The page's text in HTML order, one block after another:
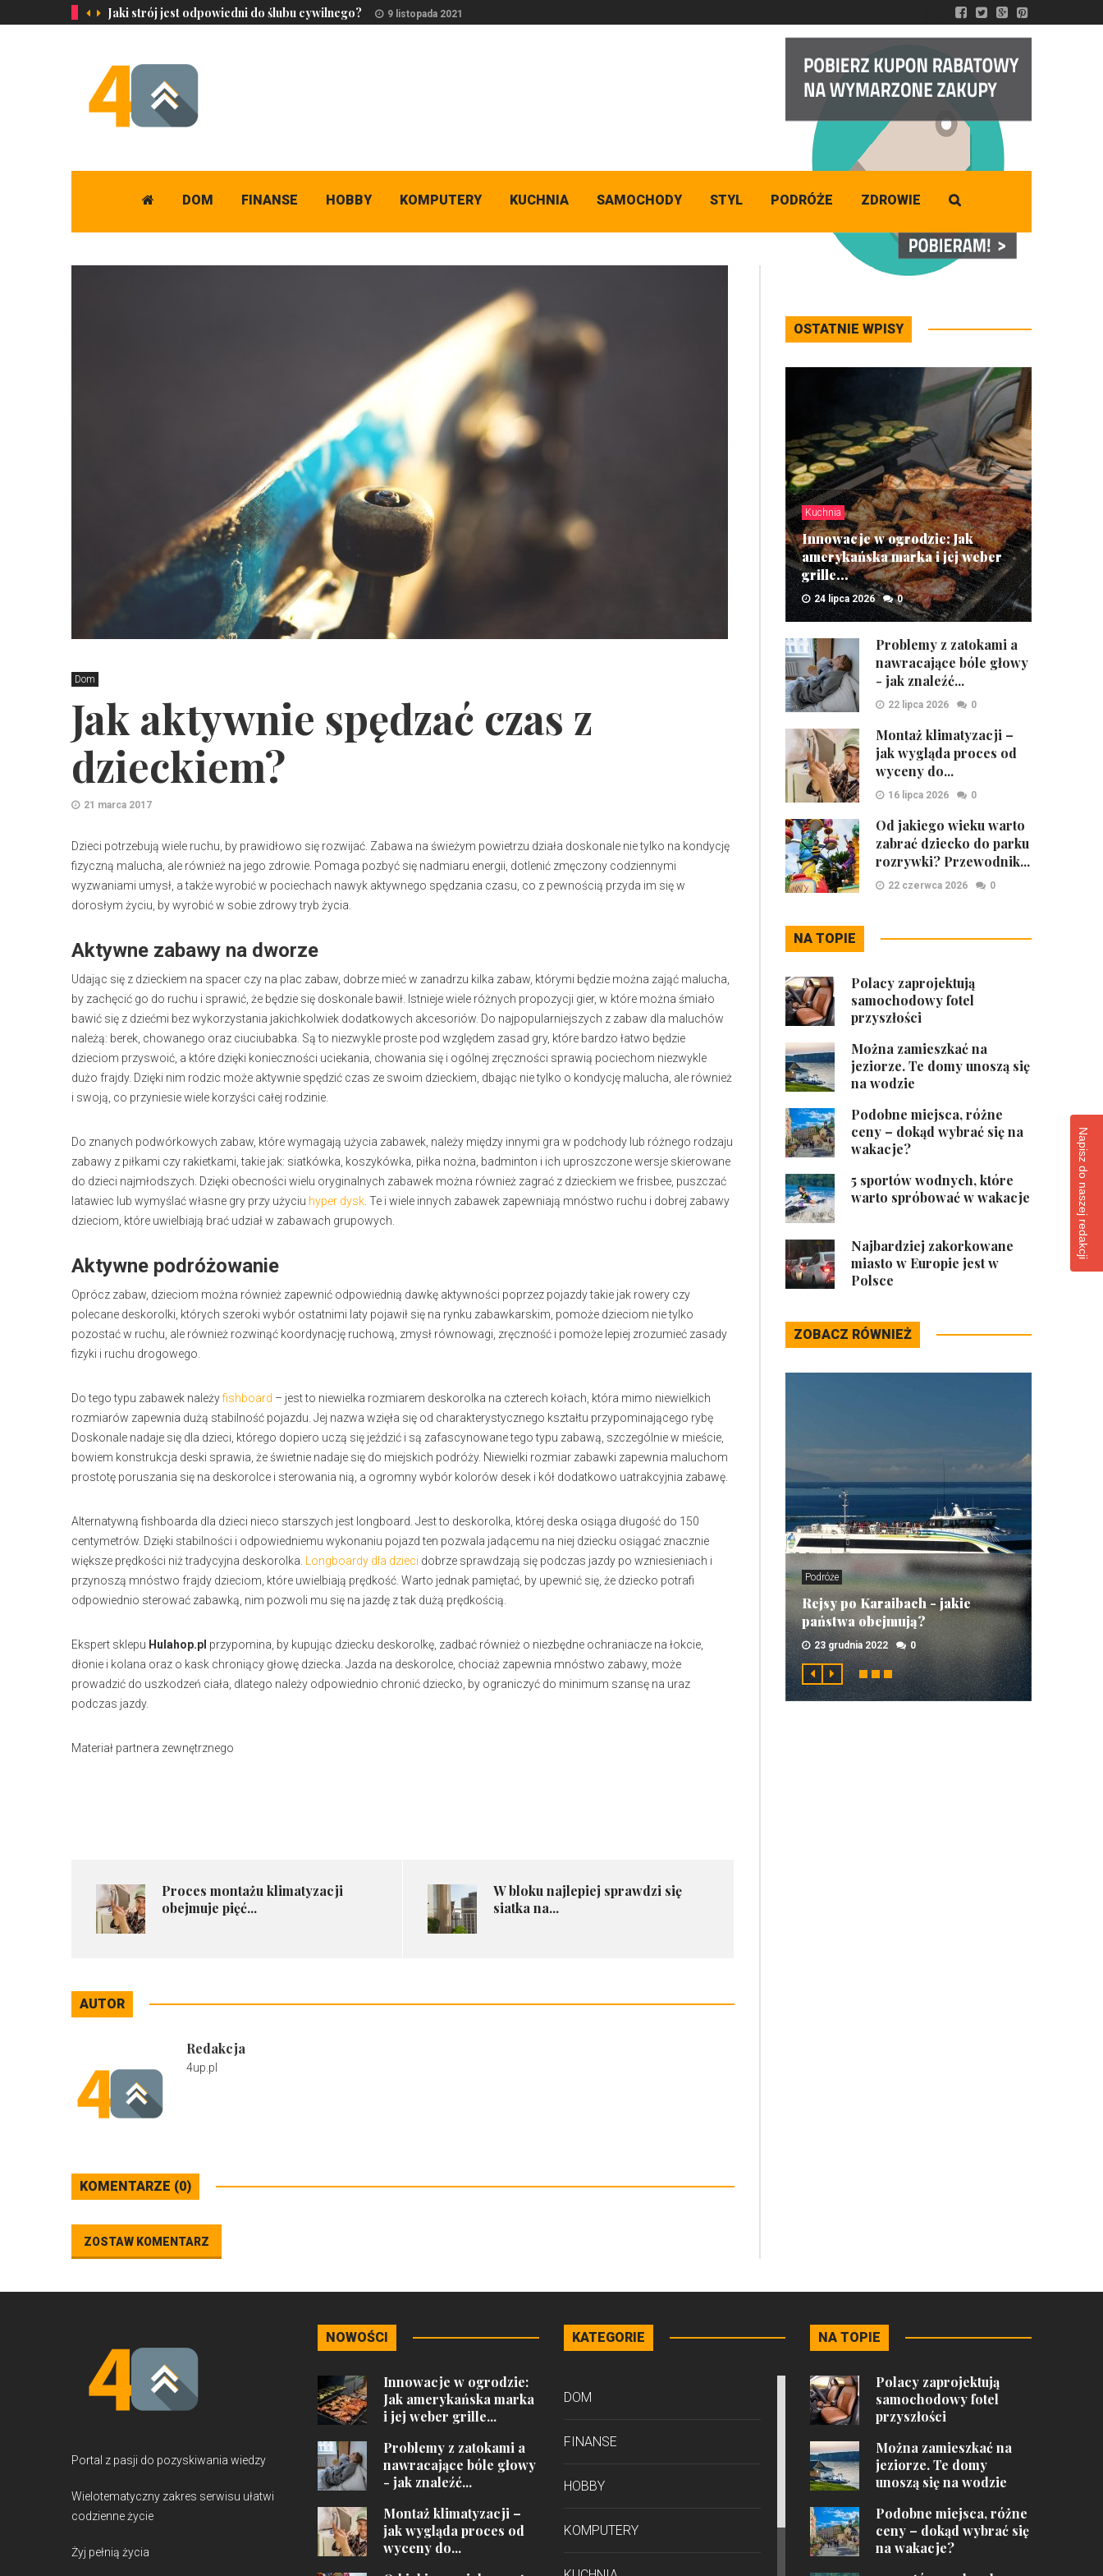
Jaki strój jest odpowiedni do ślubu cywilnego? 9 listopada 2021
DZISIAJ
DOM FINANSE HOBBY KOMPUTERY KUCHNIA SAMOCHODY STYL PODRÓŻE ZDROWIE
Dom
Jak aktywnie spędzać czas z
dzieckiem?
21 marca 2017
Dzieci potrzebują wiele ruchu, by prawidłowo się rozwijać. Zabawa na świeżym powietrzu działa doskonale nie tylko na kondycję
fizyczną malucha, ale również na jego zdrowie. Pomaga pozbyć się nadmiaru energii, dotlenić zmęczony codziennymi
wyzwaniami umysł, a także wyrobić w pociechach nawyk aktywnego spędzania czasu, co z pewnością przyda im się w
dorosłym życiu, by wyrobić w sobie zdrowy tryb życia.
Aktywne zabawy na dworze
Udając się z dzieckiem na spacer czy na plac zabaw, dobrze mieć w zanadrzu kilka zabaw, którymi będzie można zająć malucha,
by zachęcić go do ruchu i sprawić, że będzie się doskonale bawił. Istnieje wiele różnych propozycji gier, w które można śmiało
bawić się z dziećmi bez wykorzystania jakichkolwiek dodatkowych akcesoriów. Do najpopularniejszych z zabaw dla maluchów
należą: berek, chowanego oraz ciuciubabka. Są to niezwykle proste pod względem zasad gry, które bardzo łatwo będzie
dzieciom przyswoić, a które dzięki konieczności uciekania, chowania się i ogólnej zręczności sprawią pociechom niezwykle
dużo frajdy. Dzięki nim rodzic może aktywnie spędzić czas ze swoim dzieckiem, dbając nie tylko o kondycję malucha, ale również
i swoją, co przyniesie wiele korzyści całej rodzinie.
Do znanych podwórkowych zabaw, które wymagają użycia zabawek, należy między innymi gra w podchody lub różnego rodzaju
zabawy z piłkami czy rakietkami, takie jak: siatkówka, koszykówka, piłka nożna, badminton i ich uproszczone wersje skierowane
do dzieci najmłodszych. Dzięki obecności wielu oryginalnych zabawek można również zagrać z dzieckiem we frisbee, puszczać
latawiec lub wymyślać własne gry przy użyciu hyper dysk . Te i wiele innych zabawek zapewniają mnóstwo ruchu i dobrej zabawy
dzieciom, które uwielbiają brać udział w zabawach grupowych.
Aktywne podróżowanie
Oprócz zabaw, dzieciom można również zapewnić odpowiednią dawkę aktywności poprzez pojazdy takie jak rowery czy
polecane deskorolki, których szeroki wybór ostatnimi laty pojawił się na rynku zabawkarskim, pomoże dzieciom nie tylko
pozostać w ruchu, ale również rozwinąć koordynację ruchową, zmysł równowagi, zręczność i pomoże lepiej zrozumieć zasady
fizyki i ruchu drogowego.
Do tego typu zabawek należyfishboard – jest to niewielka rozmiarem deskorolka na czterech kołach, która mimo niewielkich
rozmiarów zapewnia dużą stabilność pojazdu. Jej nazwa wzięła się od charakterystycznego kształtu przypominającego rybę
Doskonale nadaje się dla dzieci, którego dopiero uczą się jeździć i są zafascynowane tego typu zabawą, szczególnie w mieście,
bowiem konstrukcja deski sprawia, że świetnie nadaje się do miejskich podróży. Niewielki rozmiar zabawki zapewnia maluchom
prostotę poruszania się na deskorolce i sterowania nią, a ogromny wybór kolorów desek i kół dodatkowo uatrakcyjnia zabawę.
Alternatywną fishboarda dla dzieci nieco starszych jest longboard. Jest to deskorolka, której deska osiąga długość do 150
centymetrów. Dzięki stabilności i odpowiedniemu wykonaniu pojazd ten pozwala jadącemu na niej dziecku osiągać znacznie
większe prędkości niż tradycyjna deskorolka.
Longboardy dla dzieci dobrze sprawdzają się podczas jazdy po wzniesieniach i
przynoszą mnóstwo frajdy dzieciom, które uwielbiają prędkość. Warto jednak pamiętać, by upewnić się, że dziecko potrafi
odpowiednio sterować zabawką, nim pozwoli mu się na jazdę z tak dużą prędkością.
Ekspert sklepu Hulahop.pl przypomina, by kupując dziecku deskorolkę, zadbać również o niezbędne ochraniacze na łokcie,
dłonie i kolana oraz o kask chroniący głowę dziecka. Jazda na deskorolce, chociaż zapewnia mnóstwo zabawy, może
prowadzić do uszkodzeń ciała, dlatego należy odpowiednio chronić dziecko, by ograniczyć do minimum szansę na uraz
podczas jazdy.
Materiał partnera zewnętrznego
​Proces montażu klimatyzacji
obejmuje pięć...
​W bloku najlepiej sprawdzi się
siatka na...
AUTOR
Redakcja
4up.pl
KOMENTARZE (0)
ZOSTAW KOMENTARZ
OSTATNIE WPISY
Kuchnia
Innowacje w ogrodzie: Jak
amerykańska marka i jej weber
grille...
24 lipca 2026 0
Problemy z zatokami a
nawracające bóle głowy
- jak znaleźć...
22 lipca 2026 0
Montaż klimatyzacji –
jak wygląda proces od
wyceny do...
16 lipca 2026 0
Od jakiego wieku warto
zabrać dziecko do parku
rozrywki? Przewodnik...
22 czerwca 2026 0
NA TOPIE
Polacy zaprojektują
samochodowy fotel
przyszłości
Można zamieszkać na
jeziorze. Te domy unoszą się
na wodzie
Podobne miejsca, różne
ceny – dokąd wybrać się na
wakacje?
5 sportów wodnych, które
warto spróbować w wakacje
Najbardziej zakorkowane
miasto w Europie jest w
Polsce
ZOBACZ RÓWNIEŻ
Podróże
Rejsy po Karaibach - jakie
państwa obejmują?
23 grudnia 2022 0
Portal z pasji do pozyskiwania wiedzy
Wielotematyczny zakres serwisu ułatwi
codzienne życie
Żyj pełnią życia
NOWOŚCI
Innowacje w ogrodzie:
Jak amerykańska marka
i jej weber grille...
Problemy z zatokami a
nawracające bóle głowy
- jak znaleźć...
Montaż klimatyzacji –
jak wygląda proces od
wyceny do...
KATEGORIE
DOM
FINANSE
HOBBY
KOMPUTERY
NA TOPIE
Polacy zaprojektują
samochodowy fotel
przyszłości
Można zamieszkać na
jeziorze. Te domy
unoszą się na wodzie
Podobne miejsca, różne
ceny – dokąd wybrać się
na wakacje?
Napisz do naszej redakcji